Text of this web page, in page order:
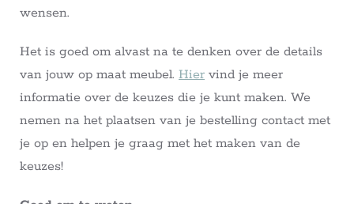
wensen.
Het is goed om alvast na te denken over de details
van jouw op maat meubel. Hier vind je meer
informatie over de keuzes die je kunt maken. We
nemen na het plaatsen van je bestelling contact met
je op en helpen je graag met het maken van de
keuzes!